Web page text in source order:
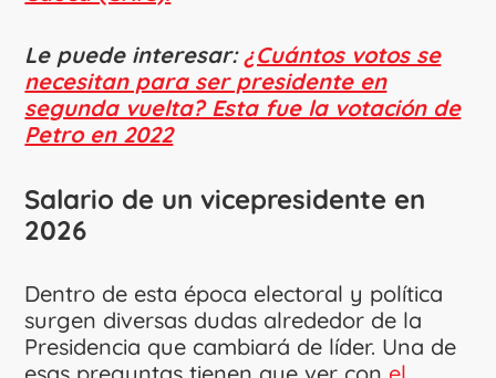
Le puede interesar: ¿Cuántos votos se
necesitan para ser presidente en
segunda vuelta? Esta fue la votación de
Petro en 2022
Salario de un vicepresidente en
2026
Dentro de esta época electoral y política
surgen diversas dudas alrededor de la
Presidencia que cambiará de líder. Una de